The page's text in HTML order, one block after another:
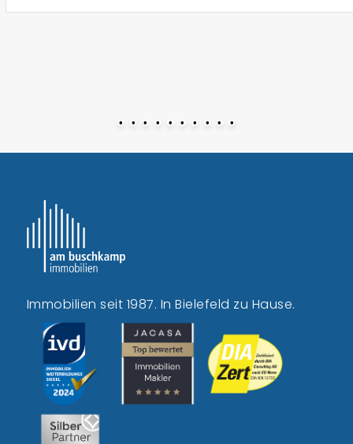
• • • • • • • • • •
Immobilien seit 1987. In Bielefeld zu Hause.